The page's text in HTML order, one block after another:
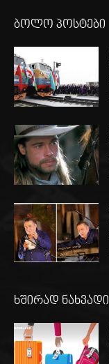
ბოლო პოსტები
ხშირად ნახვადი